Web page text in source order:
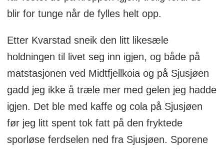
blir for tunge når de fylles helt opp.
Etter Kvarstad sneik den litt likesæle
holdningen til livet seg inn igjen, og både på
matstasjonen ved Midtfjellkoia og på Sjusjøen
gadd jeg ikke å træle mer med gelen jeg hadde
igjen. Det ble med kaffe og cola på Sjusjøen
før jeg litt spent tok fatt på den fryktede
sporløse ferdselen ned fra Sjusjøen. Sporene